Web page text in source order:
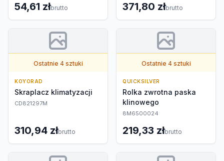
54,61 złbrutto 371,80 złbrutto
Ostatnie 4 sztuki
KOYORAD
Skraplacz klimatyzacji
CD821297M
310,94 złbrutto
Ostatnie 4 sztuki
QUICKSILVER
Rolka zwrotna paska
klinowego
8M6500024
219,33 złbrutto